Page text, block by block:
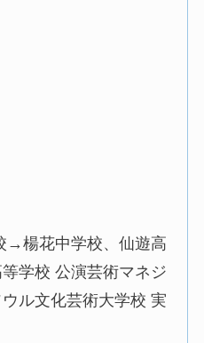
→楊花中学校、仙遊高
学校 公演芸術マネジ
ル文化芸術大学校 実